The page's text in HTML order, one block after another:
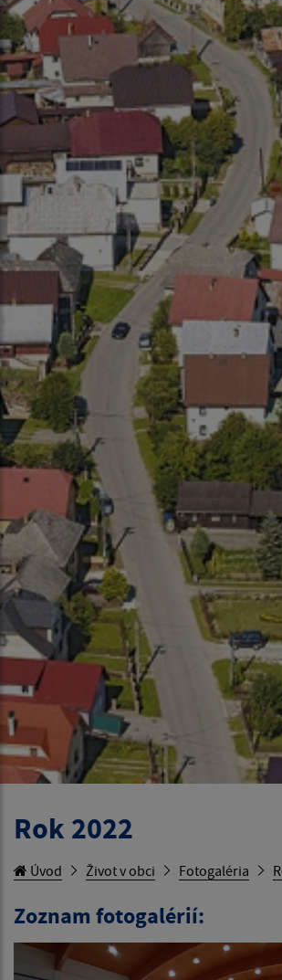
Rok 2022
Úvod Život v obci Fotogaléria
Zoznam fotogalérií: